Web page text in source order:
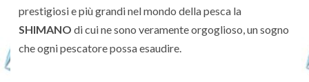
prestigiosi e più grandi nel mondo della pesca la
SHIMANO di cui ne sono veramente orgoglioso, un sogno
che ogni pescatore possa esaudire.